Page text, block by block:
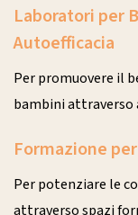
Laboratori per
Autoefficacia
Per promuovere il
bambini attraverso
Formazione
Per potenziare le
attraverso spazi